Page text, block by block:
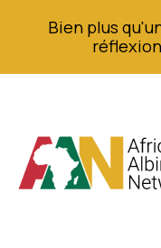
Bien plus